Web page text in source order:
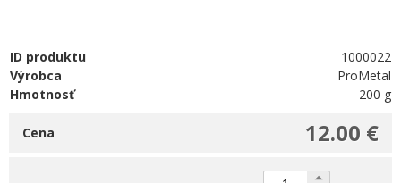
ID produktu
1000022
Výrobca
ProMetal
Hmotnosť
200 g
12.00 €
Cena